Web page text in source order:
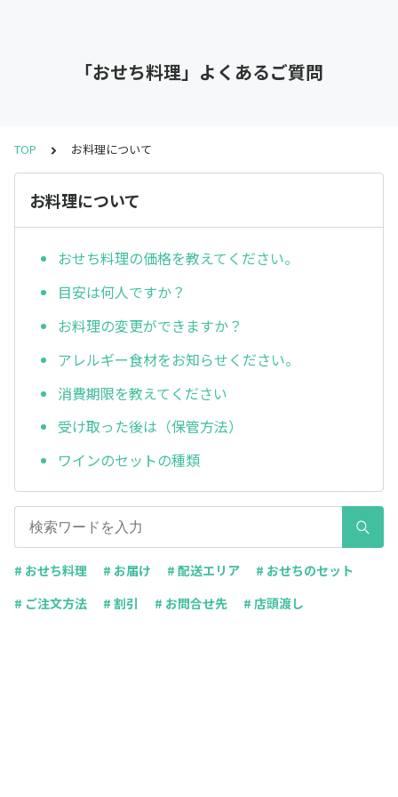
「おせち料理」よくあるご質問
TOP お料理について
お料理について
おせち料理の価格を教えてください。
目安は何人ですか？
お料理の変更ができますか？
アレルギー食材をお知らせください。
消費期限を教えてください
受け取った後は（保管方法）
ワインのセットの種類
# おせち料理 # お届け # 配送エリア
# おせちのセット
# ご注文方法
# 割引 # お問合せ先 # 店頭渡し